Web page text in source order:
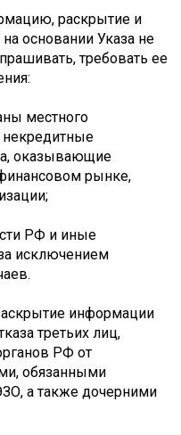
раскрытие и
основании Указа не
требовать ее
местного
некредитные
оказывающие
рынке,
РФ и иные
исключением
информации
третьих лиц,
РФ от
обязанными
а также дочерними